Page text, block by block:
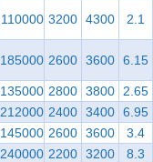
110000 3200 4300 2.1
185000 2600 3600 6.15
135000 2800 3800
2.65
212000 2400 3400 6.95
145000 2600 3600
3.4
240000 2200 3200
8.3